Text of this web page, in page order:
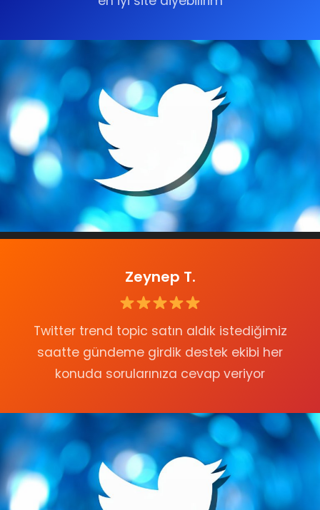
Zeynep T.
Twitter trend topic satın aldık istediğimiz
saatte gündeme girdik destek ekibi her
konuda sorularınıza cevap veriyor